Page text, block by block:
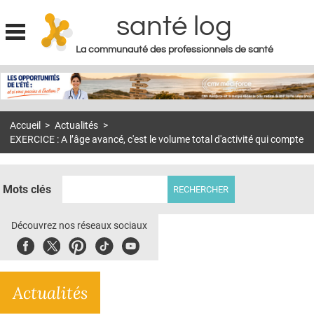
Jump to navigation
santé log
La communauté des professionnels de santé
MON COMPTE
S'ABONNER À LA REVUE SOIN À DOMICILE
DOSSIERS
E-REVUE SAD
L'APP
Accueil > Actualités >
EXERCICE : A l’âge avancé, c'est le volume total d'activité qui compte
Mots clés
Découvrez nos réseaux sociaux
FacebookTwitterPinterest
TiktokYoubute
Actualités